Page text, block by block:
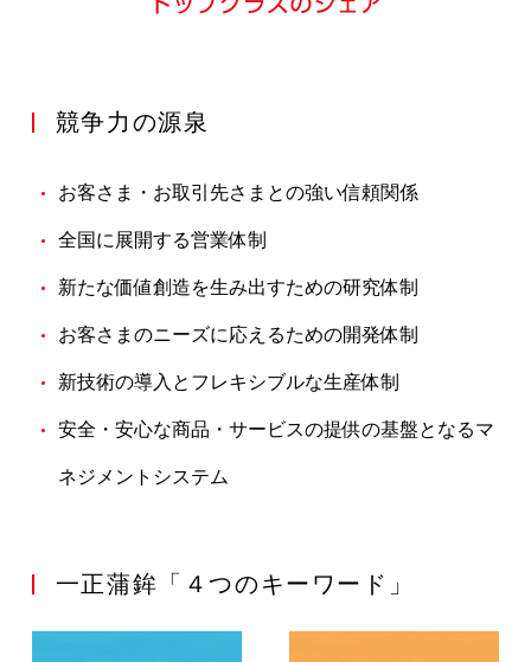
競争力の源泉
お客さま・お取引先さまとの強い信頼関係
全国に展開する営業体制
新たな価値創造を生み出すための研究体制
お客さまのニーズに応えるための開発体制
新技術の導入とフレキシブルな生産体制
安全・安心な商品・サービスの提供の基盤となるマ
ネジメントシステム
一正蒲鉾「４つのキーワード」